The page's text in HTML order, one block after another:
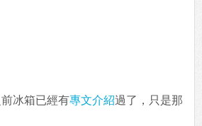
冰箱已經有專文介紹過了，只是那